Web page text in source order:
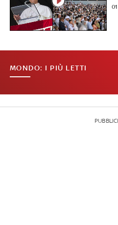
MONDO: I PIÙ LETTI